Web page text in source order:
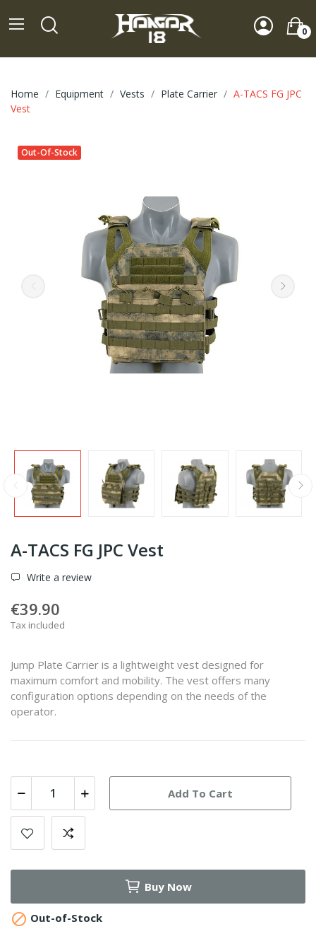
0
Home Equipment Vests Plate Carrier
A-TACS FG JPC
Vest
Out-Of-Stock
A-TACS FG JPC Vest
Write a review
€39.90
Tax included
Jump Plate Carrier is a lightweight vest designed for
maximum comfort and mobility. The vest offers many
configuration options depending on the needs of the
operator.
Add To Cart
Buy Now
 Out-of-Stock